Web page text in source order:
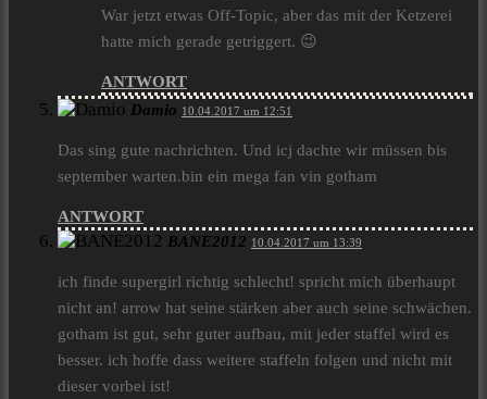
War jetzt etwas Off-Topic, aber das mit der Ketzerei
hatte mich gerade getriggert. 😉
ANTWORT
Damio 10.04.2017 um 12:51
Das sing gute nachrichten. Und icj dachte wir müssen bis
september warten.bin ein mega fan vin gotham
ANTWORT
BANE2012 10.04.2017 um 13:39
ich finde supergirl richtig schlecht! spricht mich überhaupt
nicht an! arrow hat seine stärken aber auch seine schwächen.
gotham ist gut, sehr guter aufbau, mit jeder staffel wird es
besser. ich hoffe dass weitere staffeln folgen und nicht mit
dieser vorbei ist!